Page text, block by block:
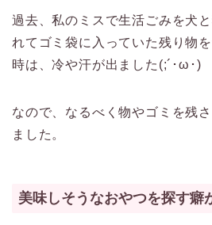
過去、私のミスで生活ごみを犬
れてゴミ袋に入っていた残り物
時は、冷や汗が出ました(;´･ω･)
なので、なるべく物やゴミを残
ました。
美味しそうなおやつを探す癖